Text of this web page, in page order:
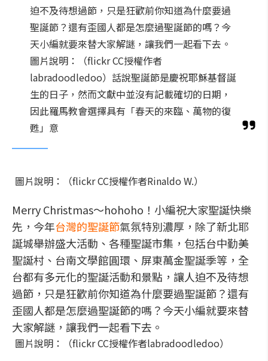
迫不及待想過節，只是狂歡前你知道為什麼要過
聖誕節？還有歪國人都是怎麼過聖誕節的嗎？今
天小編就要來替大家解謎，讓我們一起看下去。
圖片說明：（flickr CC授權作者
labradoodledoo）話說聖誕節是慶祝耶穌基督誕
生的日子，然而文獻中並沒有記載確切的日期，
因此羅馬教會選擇具有「春天的來臨、萬物的復
甦」意
圖片說明：（flickr CC授權作者Rinaldo W.）
Merry Christmas～hohoho！小編祝大家聖誕快樂
先，今年台灣的聖誕節氣氛特別濃厚，除了新北耶
誕城舉辦盛大活動、各種聖誕市集，包括台中勤美
聖誕村、台南文學館圓環、屏東萬金聖誕季等，全
台都有多元化的聖誕活動和景點，讓人迫不及待想
過節，只是狂歡前你知道為什麼要過聖誕節？還有
歪國人都是怎麼過聖誕節的嗎？今天小編就要來替
大家解謎，讓我們一起看下去。
圖片說明：（flickr CC授權作者labradoodledoo）